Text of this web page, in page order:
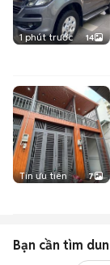
1 phút trước 14
Tin ưu tiên 7
Bạn cần tìm